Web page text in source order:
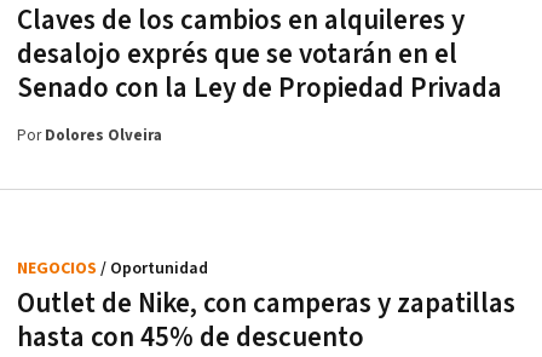
Claves de los cambios en alquileres y
desalojo exprés que se votarán en el
Senado con la Ley de Propiedad Privada
PorDolores Olveira
Outlet de Nike, con camperas y zapatillas
hasta con 45% de descuento
NEGOCIOS / Oportunidad